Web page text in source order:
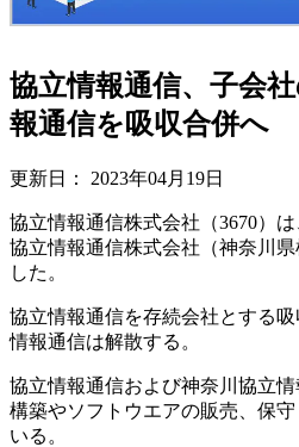
協立情報通信、子会
報通信を吸収合併へ
更新日： 2023年04月19日
協立情報通信株式会社（3670）
協立情報通信株式会社（神奈川
した。
協立情報通信を存続会社とする
情報通信は解散する。
協立情報通信および神奈川協立
構築やソフトウエアの販売、保
いる。